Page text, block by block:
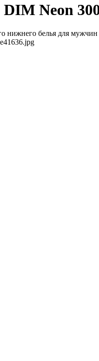
Neon
нижнего белья для